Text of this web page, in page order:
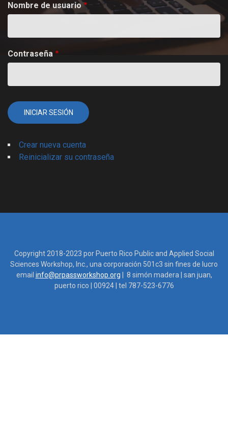
Nombre de usuario
Contraseña
Crear nueva cuenta
Reinicializar su contraseña
Copyright 2018-2023 por Puerto Rico Public and Applied Social
Sciences Workshop, Inc., una corporación 501c3 sin fines de lucro
email info@prpassworkshop.org | 8 simón madera | san juan,
puerto rico | 00924 | tel 787-523-6776